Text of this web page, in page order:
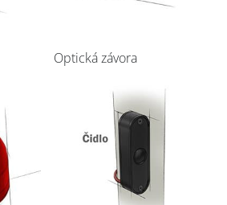
Optická závora